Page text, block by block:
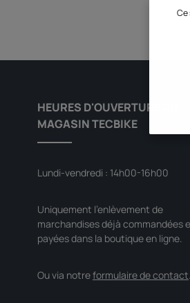
HEURES D'OUVERTURE DU
MAGASIN TECBIKE
Lundi-vendredi : 14h00-16h00
Uniquement l'enlèvement de
marchandises déjà commandées
payées dans la boutique en ligne.
Ou via notreformulaire de contact.
Ce